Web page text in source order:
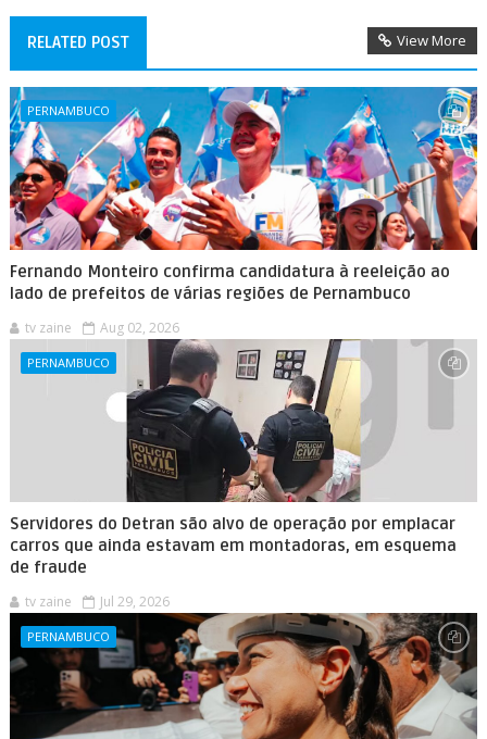
RELATED POST View More
PERNAMBUCO
Fernando Monteiro confirma candidatura à reeleição ao
lado de prefeitos de várias regiões de Pernambuco
tv zaine Aug 02, 2026
PERNAMBUCO
Servidores do Detran são alvo de operação por emplacar
carros que ainda estavam em montadoras, em esquema
de fraude
tv zaine Jul 29, 2026
PERNAMBUCO